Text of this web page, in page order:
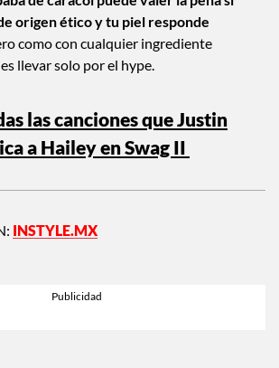
origen ético y tu piel responde
como con cualquier ingrediente
llevar solo por el hype.
las canciones que Justin
a Hailey en Swag II
INSTYLE.MX